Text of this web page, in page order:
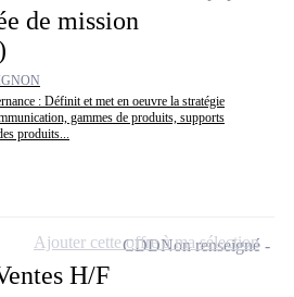
de mission
: Définit et met en oeuvre la stratégie
gammes de produits, supports
produits...
H/F
CDDNon renseigné
Ajouter cette offre à ma sélection